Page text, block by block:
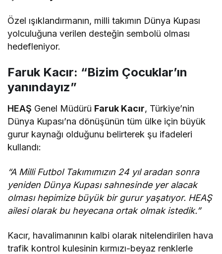
Özel ışıklandırmanın, milli takımın Dünya Kupası
yolculuğuna verilen desteğin sembolü olması
hedefleniyor.
Faruk Kacır: “Bizim Çocuklar’ın
yanındayız”
HEAŞ Genel Müdürü Faruk Kacır, Türkiye’nin
Dünya Kupası’na dönüşünün tüm ülke için büyük
gurur kaynağı olduğunu belirterek şu ifadeleri
kullandı:
“A Milli Futbol Takımımızın 24 yıl aradan sonra
yeniden Dünya Kupası sahnesinde yer alacak
olması hepimize büyük bir gurur yaşatıyor. HEAŞ
ailesi olarak bu heyecana ortak olmak istedik.”
Kacır, havalimanının kalbi olarak nitelendirilen hava
trafik kontrol kulesinin kırmızı-beyaz renklerle